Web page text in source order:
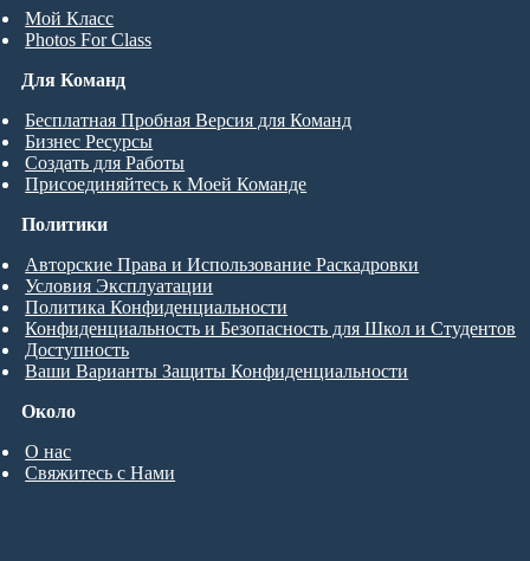
Мой Класс
Photos For Class
Для Команд
Бесплатная Пробная Версия для Команд
Бизнес Ресурсы
Создать для Работы
Присоединяйтесь к Моей Команде
Около
О нас
Свяжитесь с Нами
Политики
Авторские Права и Использование Раскадровки
Условия Эксплуатации
Политика Конфиденциальности
Конфиденциальность и Безопасность для Школ и Студентов
Доступность
Ваши Варианты Защиты Конфиденциальности